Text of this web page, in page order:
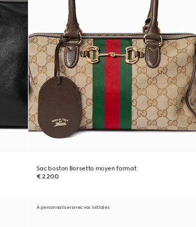
Sac boston Borsetto moyen format
€ 2.200
À personnaliser avec vos initiales